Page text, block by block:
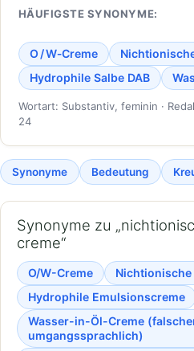
HÄUFIGSTE SYNONYME:
O / W‑Creme
Hydrophile Salbe DAB
Wortart: Substantiv, feminin ·
24
Synonyme Bedeutung
Synonyme zu
creme“
O/W-Creme
Nichtionische
Hydrophile Emulsionscreme
Wasser-in-Öl-Creme
umgangssprachlich)